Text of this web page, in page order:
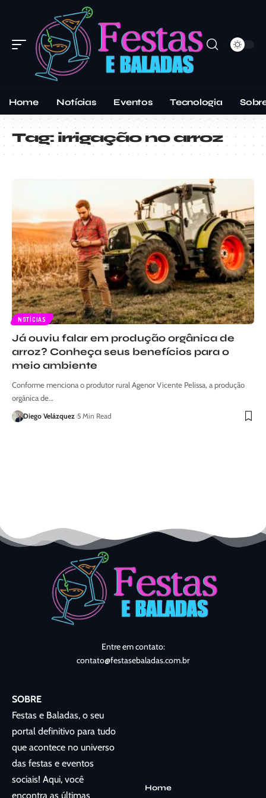
Home Notícias Eventos Tecnologia
Tag:irrigação no arroz
NOTÍCIAS
Já ouviu falar em produção orgânica de
arroz? Conheça seus benefícios para o
meio ambiente
Conforme menciona o produtor rural Agenor Vicente Pelissa, a produção
orgânica de…
Diego Velázquez 5 Min Read
Entre em contato:
contato@festasebaladas.com.br
SOBRE
Festas e Baladas, o seu
portal definitivo para tudo
que acontece no universo
das festas e eventos
sociais! Aqui, você
encontra as últimas
Home